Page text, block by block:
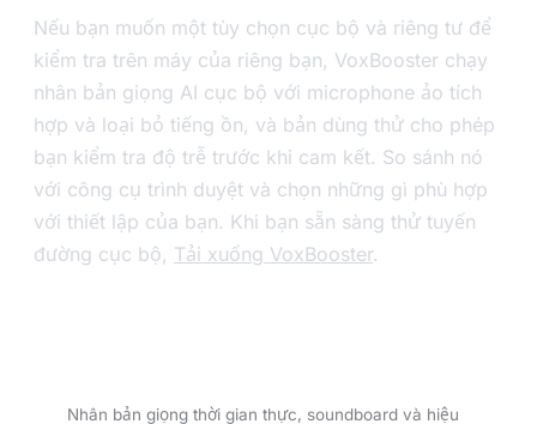
Nếu bạn muốn một tùy chọn cục bộ và riêng tư để
kiểm tra trên máy của riêng bạn, VoxBooster chạy
nhân bản giọng AI cục bộ với microphone ảo tích
hợp và loại bỏ tiếng ồn, và bản dùng thử cho phép
bạn kiểm tra độ trễ trước khi cam kết. So sánh nó
với công cụ trình duyệt và chọn những gì phù hợp
với thiết lập của bạn. Khi bạn sẵn sàng thử tuyến
đường cục bộ, Tải xuống VoxBooster.
Nhân bản giọng thời gian thực, soundboard và hiệu